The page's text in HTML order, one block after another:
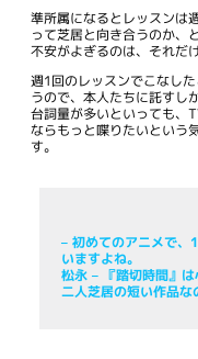
準所属になるとレッスンは
って芝居と向き合うのか、
不安がよぎるのは、それだ
週1回のレッスンでこなし
うので、本人たちに託すし
台詞量が多いといっても、
ならもっと喋りたいという
す。
– 初めてのアニメで、
いますよね。
松永 – 『踏切時間』
二人芝居の短い作品